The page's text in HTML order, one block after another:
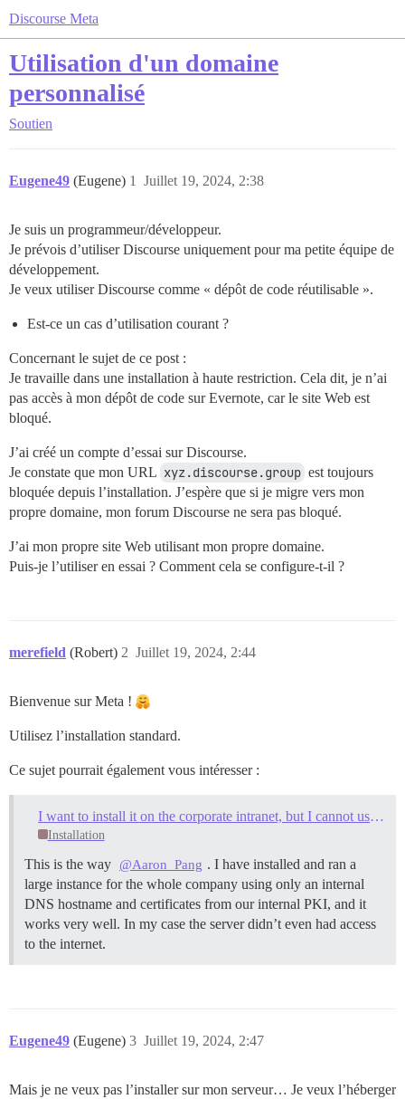
Discourse Meta
Utilisation d'un domaine
personnalisé
Soutien
Eugene49 (Eugene) Juillet 19, 2024, 2:38
1
Je suis un programmeur/développeur.
Je prévois d’utiliser Discourse uniquement pour ma petite équipe de
développement.
Je veux utiliser Discourse comme « dépôt de code réutilisable ».
Est-ce un cas d’utilisation courant ?
Concernant le sujet de ce post :
Je travaille dans une installation à haute restriction. Cela dit, je n’ai
pas accès à mon dépôt de code sur Evernote, car le site Web est
bloqué.
J’ai créé un compte d’essai sur Discourse.
Je constate que mon URL xyz.discourse.group est toujours
bloquée depuis l’installation. J’espère que si je migre vers mon
propre domaine, mon forum Discourse ne sera pas bloqué.
J’ai mon propre site Web utilisant mon propre domaine.
Puis-je l’utiliser en essai ? Comment cela se configure-t-il ?
merefield (Robert) Juillet 19, 2024, 2:44
2
Bienvenue sur Meta !
Utilisez l’installation standard.
Ce sujet pourrait également vous intéresser :
I want to install it on the corporate intranet, but I cannot use domain. Can I use IP + port？
Installation
This is the way @Aaron_Pang . I have installed and ran a
large instance for the whole company using only an internal
DNS hostname and certificates from our internal PKI, and it
works very well. In my case the server didn’t even had access
to the internet.
Eugene49 (Eugene) Juillet 19, 2024, 2:47
3
Mais je ne veux pas l’installer sur mon serveur… Je veux l’héberger